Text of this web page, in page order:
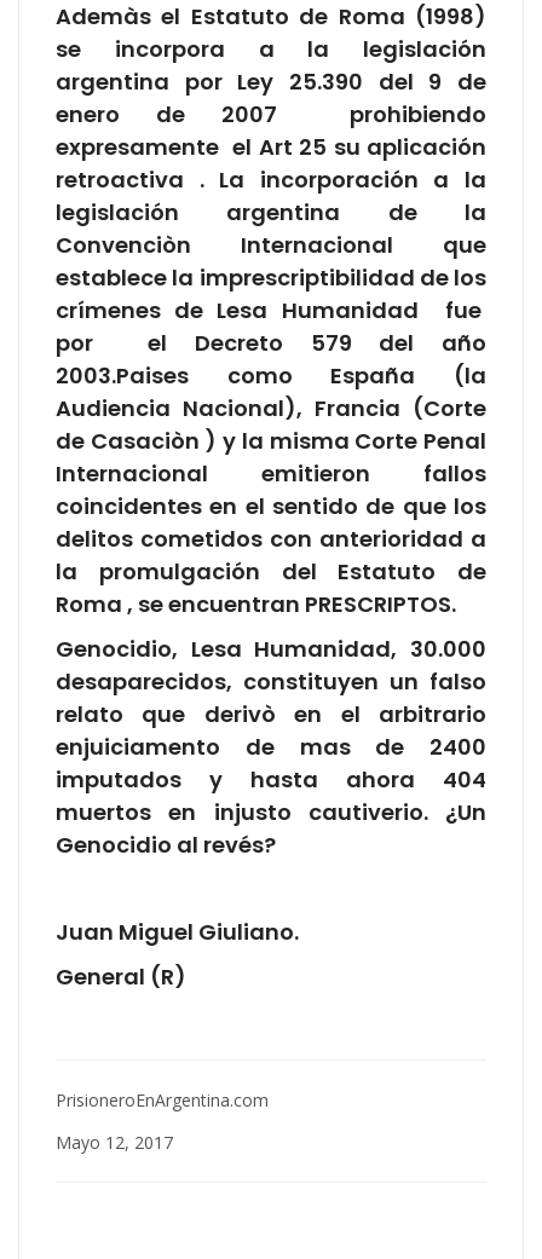
Ademàs el Estatuto de Roma (1998)
se incorpora a la legislación
argentina por Ley 25.390 del 9 de
enero de 2007 prohibiendo
expresamente el Art 25 su aplicación
retroactiva . La incorporación a la
legislación argentina de la
Convenciòn Internacional que
establece la imprescriptibilidad de los
crímenes de Lesa Humanidad fue
por el Decreto 579 del año
2003.Paises como España (la
Audiencia Nacional), Francia (Corte
de Casaciòn ) y la misma Corte Penal
Internacional emitieron fallos
coincidentes en el sentido de que los
delitos cometidos con anterioridad a
la promulgación del Estatuto de
Roma , se encuentran PRESCRIPTOS.
Genocidio, Lesa Humanidad, 30.000
desaparecidos, constituyen un falso
relato que derivò en el arbitrario
enjuiciamento de mas de 2400
imputados y hasta ahora 404
muertos en injusto cautiverio. ¿Un
Genocidio al revés?
Juan Miguel Giuliano.
General (R)
PrisioneroEnArgentina.com
Mayo 12, 2017